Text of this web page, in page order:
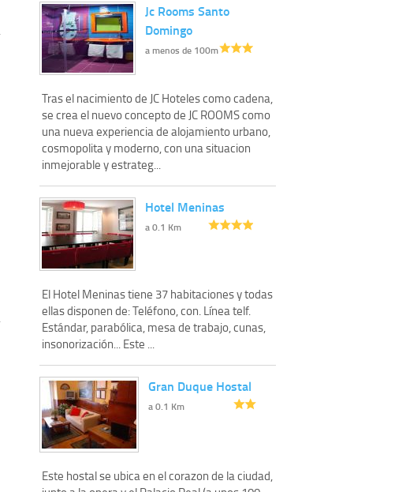
Jc Rooms Santo
Domingo
a menos de 100m
Tras el nacimiento de JC Hoteles como cadena,
se crea el nuevo concepto de JC ROOMS como
una nueva experiencia de alojamiento urbano,
cosmopolita y moderno, con una situacion
inmejorable y estrateg...
Hotel Meninas
a 0.1 Km
El Hotel Meninas tiene 37 habitaciones y todas
ellas disponen de: Teléfono, con. Línea telf.
Estándar, parabólica, mesa de trabajo, cunas,
insonorización... Este ...
Gran Duque Hostal
a 0.1 Km
Este hostal se ubica en el corazon de la ciudad,